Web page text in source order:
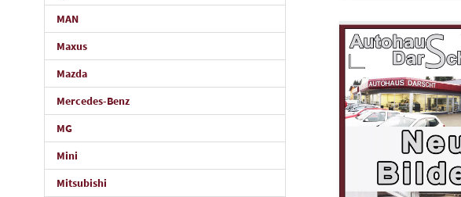
MAN
Maxus
Mazda
Mercedes-Benz
MG
Mini
Mitsubishi